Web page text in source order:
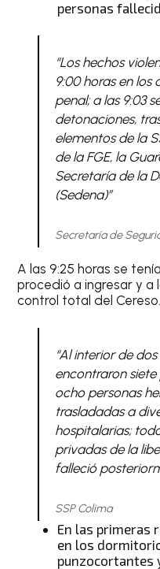
personas
“Los hechos
9:00 horas en los
penal; a las 9:03
detonaciones,
elementos de la
de la FGE, la
Secretaría de la
(Sedena)”
Secretaría de
A las 9:25 horas se
procedió a ingresar y a
control total del Cereso.
“Al interior de
encontraron
ocho personas
trasladadas a
hospitalarias;
privadas de la
falleció
SSP Colima
En las primeras
en los
punzocortantes